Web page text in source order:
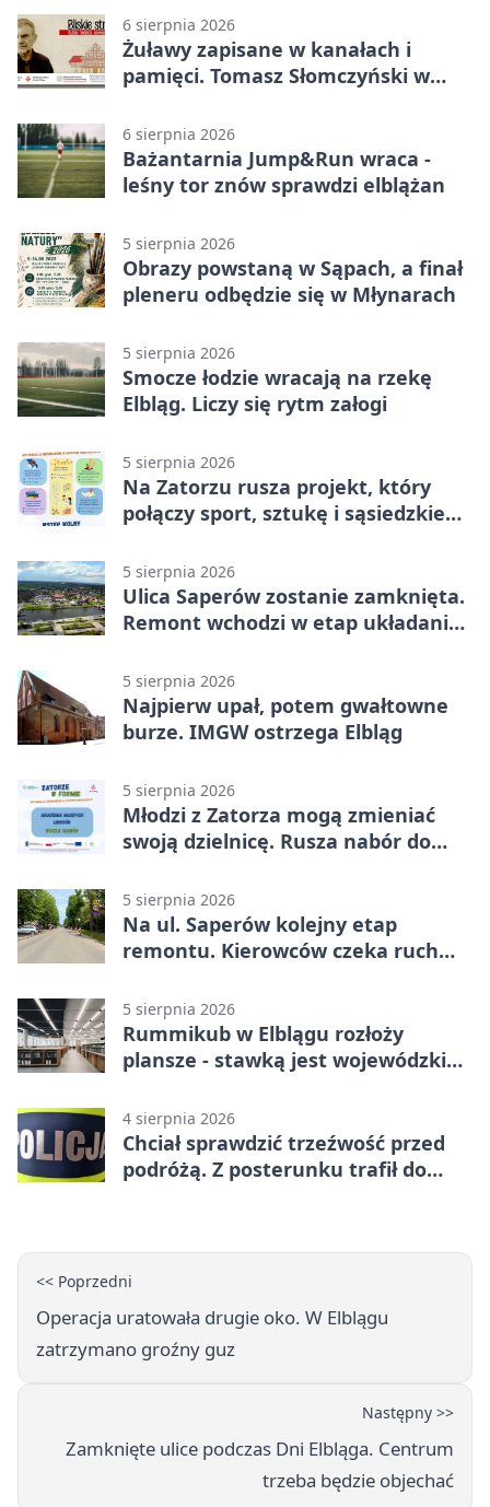
6 sierpnia 2026
Żuławy zapisane w kanałach i
pamięci. Tomasz Słomczyński w
6 sierpnia 2026
Bażantarnia Jump&Run wraca -
leśny tor znów sprawdzi elblążan
5 sierpnia 2026
Obrazy powstaną w Sąpach, a finał
pleneru odbędzie się w Młynarach
5 sierpnia 2026
Smocze łodzie wracają na rzekę
Elbląg. Liczy się rytm załogi
5 sierpnia 2026
Na Zatorzu rusza projekt, który
połączy sport, sztukę i sąsiedzkie
5 sierpnia 2026
Ulica Saperów zostanie zamknięta.
Remont wchodzi w etap układania
5 sierpnia 2026
Najpierw upał, potem gwałtowne
burze. IMGW ostrzega Elbląg
5 sierpnia 2026
Młodzi z Zatorza mogą zmieniać
swoją dzielnicę. Rusza nabór do
5 sierpnia 2026
Na ul. Saperów kolejny etap
remontu. Kierowców czeka ruch
5 sierpnia 2026
Rummikub w Elblągu rozłoży
plansze - stawką jest wojewódzki
4 sierpnia 2026
Chciał sprawdzić trzeźwość przed
podróżą. Z posterunku trafił do
<< Poprzedni
Operacja uratowała drugie oko. W Elblągu
zatrzymano groźny guz
Następny >>
Zamknięte ulice podczas Dni Elbląga. Centrum
trzeba będzie objechać